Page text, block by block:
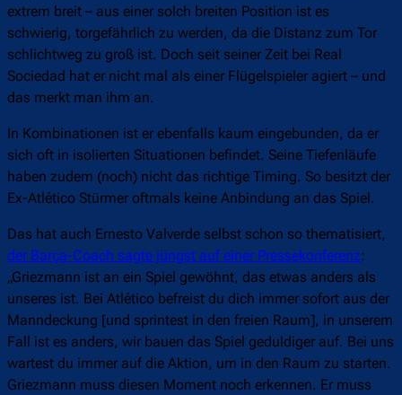
extrem breit – aus einer solch breiten Position ist es
schwierig, torgefährlich zu werden, da die Distanz zum Tor
schlichtweg zu groß ist. Doch seit seiner Zeit bei Real
Sociedad hat er nicht mal als einer Flügelspieler agiert – und
das merkt man ihm an.
In Kombinationen ist er ebenfalls kaum eingebunden, da er
sich oft in isolierten Situationen befindet. Seine Tiefenläufe
haben zudem (noch) nicht das richtige Timing. So besitzt der
Ex-Atlético Stürmer oftmals keine Anbindung an das Spiel.
Das hat auch Ernesto Valverde selbst schon so thematisiert,
der Barça-Coach sagte jüngst auf einer Pressekonferenz:
„Griezmann ist an ein Spiel gewöhnt, das etwas anders als
unseres ist. Bei Atlético befreist du dich immer sofort aus der
Manndeckung [und sprintest in den freien Raum], in unserem
Fall ist es anders, wir bauen das Spiel geduldiger auf. Bei uns
wartest du immer auf die Aktion, um in den Raum zu starten.
Griezmann muss diesen Moment noch erkennen. Er muss